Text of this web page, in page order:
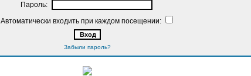
Пароль:
Автоматически входить при каждом посещении:
Забыли пароль?